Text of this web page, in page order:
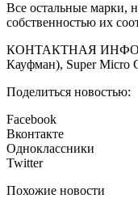
Все остальные марки,
собственностью их
КОНТАКТНАЯ
Кауфман), Super Micro
Поделиться новостью:
Facebook
Вконтакте
Одноклассники
Twitter
Похожие новости